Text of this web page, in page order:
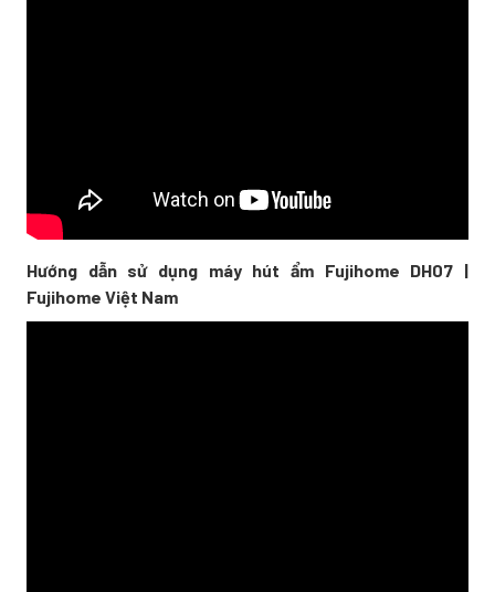
Hướng dẫn sử dụng máy hút ẩm Fujihome DH07 |
Fujihome Việt Nam